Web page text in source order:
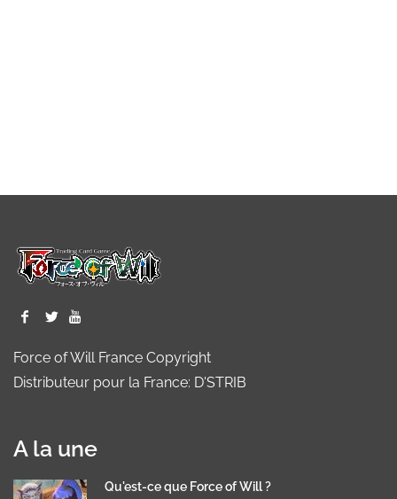
Force of Will France Copyright
Distributeur pour la France: D'STRIB
A la une
Qu'est-ce que Force of Will ?